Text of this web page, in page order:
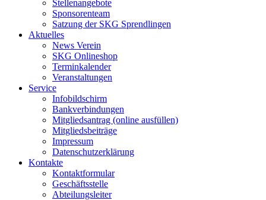
Stellenangebote
Sponsorenteam
Satzung der SKG Sprendlingen
Aktuelles
News Verein
SKG Onlineshop
Terminkalender
Veranstaltungen
Service
Infobildschirm
Bankverbindungen
Mitgliedsantrag (online ausfüllen)
Mitgliedsbeiträge
Impressum
Datenschutzerklärung
Kontakte
Kontaktformular
Geschäftsstelle
Abteilungsleiter